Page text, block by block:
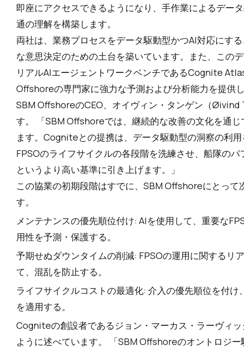
即座にアクセスできるようになり、手作業によるデー
通の理解を構築します。
両社は、業務プロセスをデータ駆動型かつAI対応にす
な意思決定のための土台を築いています。また、この
リアルAIエージェントワークベンチであるCognite
Offshoreの専門家に強力な予測および分析能力を提供し
SBM OffshoreのCEO、オイヴィン・タンゲン（Øivind
す。 「SBM Offshoreでは、継続的な改善の文化を通
ます。Cogniteとの提携は、データ駆動型の洞察の利用
FPSOのライフサイクルの各段階を洗練させ、船隊の
というより高い基準に引き上げます。」
この協業の初期段階はすでに、SBM Offshoreにとって
す。
メンテナンスの優先順位付け: AIを使用して、重要な
用性を予測・保護する。
予期せぬダウンタイムの削減: FPSOの運用に関するリ
て、混乱を防止する。
ライフサイクルコストの最適化: 介入の優先順位を付
を適用する。
Cogniteの創設者であるジョン・マーカス・ラーヴィ
ように述べています。 「SBM Offshoreのオントロジ